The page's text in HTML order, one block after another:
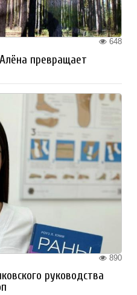
648
превращает
890
руководства